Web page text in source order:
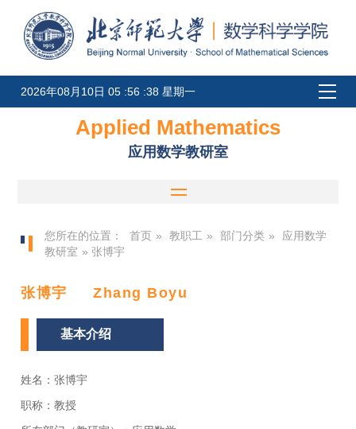
2026年08月10日 05 :56 :38 星期一
Applied Mathematics
应用数学教研室
您所在的位置： 首页 » 教职工 » 部门分类 »
应用数学
教研室 » 张博宇
张博宇 Zhang Boyu
基本介绍
姓名：张博宇
职称：教授